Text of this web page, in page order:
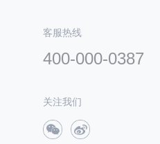
客服热线
400-000-0387
关注我们